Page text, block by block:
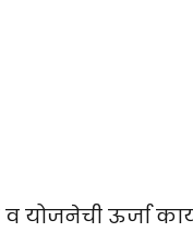
ऊर्जा